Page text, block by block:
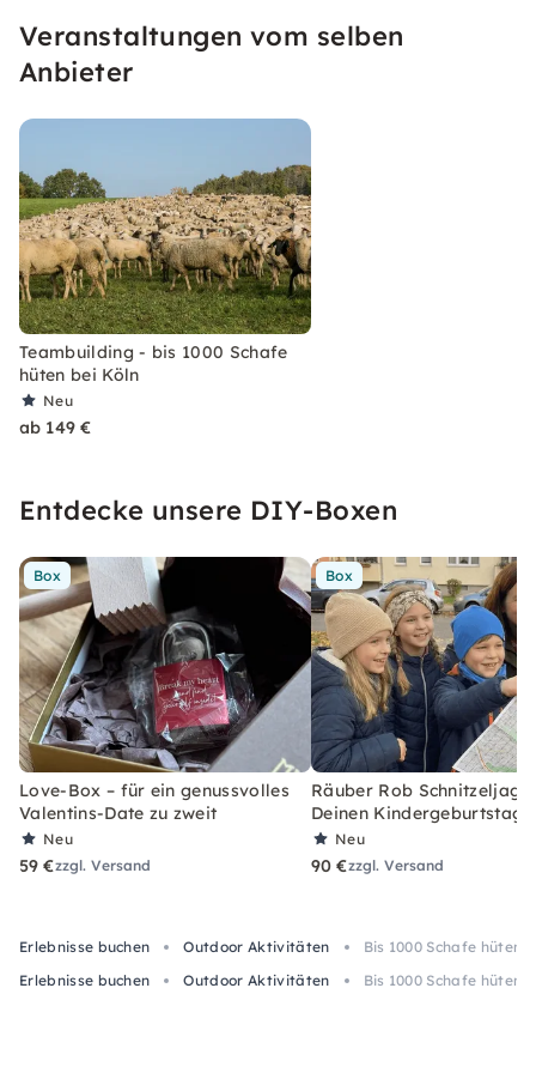
Veranstaltungen vom selben
Anbieter
Teambuilding - bis 1000 Schafe
hüten bei Köln
Neu
ab 149 €
Entdecke unsere DIY-Boxen
Box
Love-Box – für ein genussvolles
Valentins-Date zu zweit
Neu
59 €zzgl. Versand
Box
Räuber Rob
Deinen Kindergeburtstag
Neu
90 €zzgl. Versand
Erlebnisse buchen Outdoor Aktivitäten
Bis 1000 Schafe hüten
Erlebnisse buchen
Outdoor Aktivitäten Bis 1000 Schafe hüten